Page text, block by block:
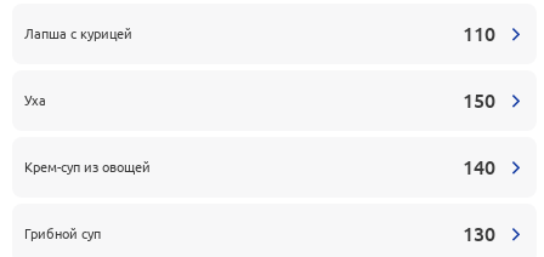
Лапша с курицей 110
Уха 150
Крем-суп из овощей 140
Грибной суп 130